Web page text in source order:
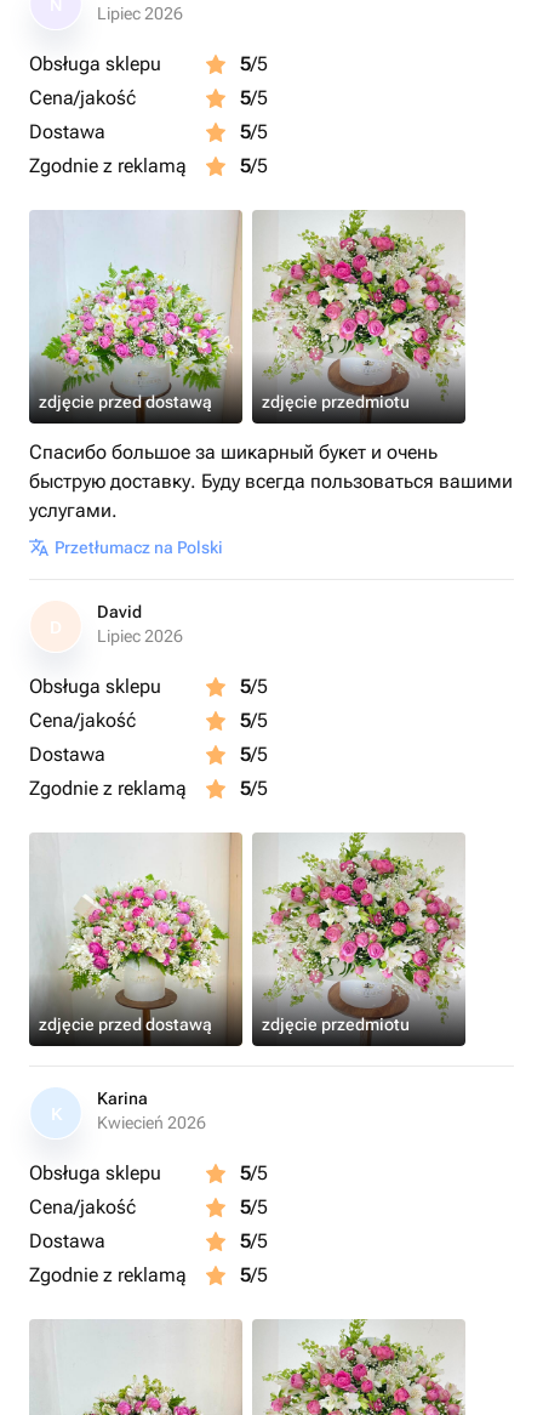
Lipiec 2026
Obsługa sklepu 5/5
Cena/jakość
5/5
Dostawa
5/5
Zgodnie z reklamą
5/5
zdjęcie przed dostawą zdjęcie przedmiotu
Спасибо большое за шикарный букет и очень
быструю доставку. Буду всегда пользоваться вашими
услугами.
Przetłumacz na Polski
D
David
Lipiec 2026
Obsługa sklepu 5/5
Cena/jakość
5/5
Dostawa
5/5
Zgodnie z reklamą
5/5
zdjęcie przed dostawą zdjęcie przedmiotu
K
Karina
Kwiecień 2026
Obsługa sklepu 5/5
Cena/jakość
5/5
Dostawa
5/5
Zgodnie z reklamą
5/5